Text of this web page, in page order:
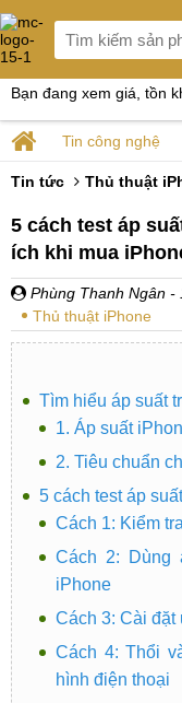
Bạn đang xem giá, tồn
Tin công nghệ
Tin tức Thủ thuật
5 cách test áp
ích khi mua
Phùng Thanh Ngân -
Thủ thuật iPhone
Tìm hiểu áp suất
1. Áp suất
2. Tiêu chuẩn
5 cách test áp
Cách 1: Kiểm
Cách 2: Dùng
iPhone
Cách 3: Cài đặt
Cách 4: Thổi
hình điện thoại